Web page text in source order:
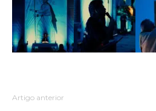
Artigo anterior